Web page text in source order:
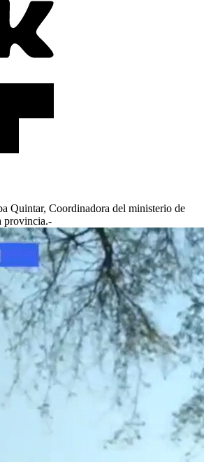
Quintar, Coordinadora del ministerio de
provincia.-